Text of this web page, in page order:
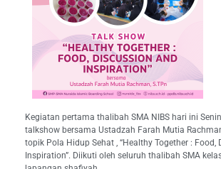
Kegiatan pertama thalibah SMA NIBS hari ini
talkshow bersama Ustadzah Farah Mutia
topik Pola Hidup Sehat , “Healthy Together : Food,
Inspiration”. Diikuti oleh seluruh thalibah SMA